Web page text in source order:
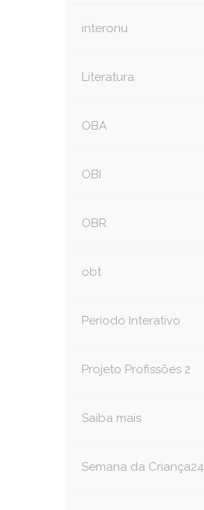
interonu
Literatura
OBA
OBI
OBR
obt
Período Interativo
Projeto Profissões 2
Saiba mais
Semana da Criança24